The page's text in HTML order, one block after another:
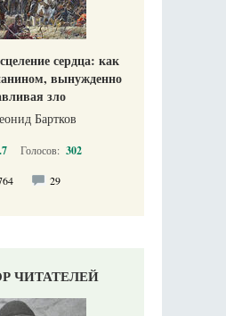
сердца: как
вынужденно
зло
Бартков
Голосов: 302
29
ЧИТАТЕЛЕЙ